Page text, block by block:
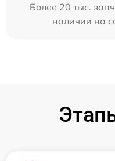
Более 20 тыс.
наличии на